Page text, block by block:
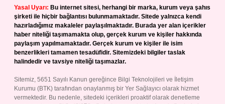
Yasal Uyarı: Bu internet sitesi, herhangi bir marka, kurum veya şahıs
şirketi ile hiçbir bağlantısı bulunmamaktadır. Sitede yalnızca kendi
hazırladığımız makaleler paylaşılmaktadır. Burada yer alan içerikler
haber niteliği taşımamakta olup, gerçek kurum ve kişiler hakkında
paylaşım yapılmamaktadır. Gerçek kurum ve kişiler ile isim
benzerlikleri tamamen tesadüfidir. Sitemizdeki bilgiler taslak
halindedir ve tavsiye niteliği taşımazlar.
Sitemiz, 5651 Sayılı Kanun gereğince Bilgi Teknolojileri ve İletişim
Kurumu (BTK) tarafından onaylanmış bir Yer Sağlayıcı olarak hizmet
vermektedir. Bu nedenle, sitedeki içerikleri proaktif olarak denetleme